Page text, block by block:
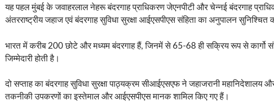
यह पहल मुंबई के जवाहरलाल नेहरू बंदरगाह प्राधिकरण जेएनपीटी और चेन्नई बंदरगाह
अंतरराष्ट्रीय जहाज एवं बंदरगाह सुविधा सुरक्षा आईएसपीएस संहिता का अनुपालन सुनिश्चित
भारत में करीब 200 छोटे और मध्यम बंदरगाह हैं, जिनमें से 65-68 ही सक्रिय रूप से कार्गो
जिम्मेदारी होती है।
दो सप्ताह का बंदरगाह सुविधा सुरक्षा पाठ्यक्रम सीआईएसएफ ने जहाजरानी
तकनीकी उपकरणों का इस्तेमाल और आईएसपीएस मानक शामिल किए गए हैं।